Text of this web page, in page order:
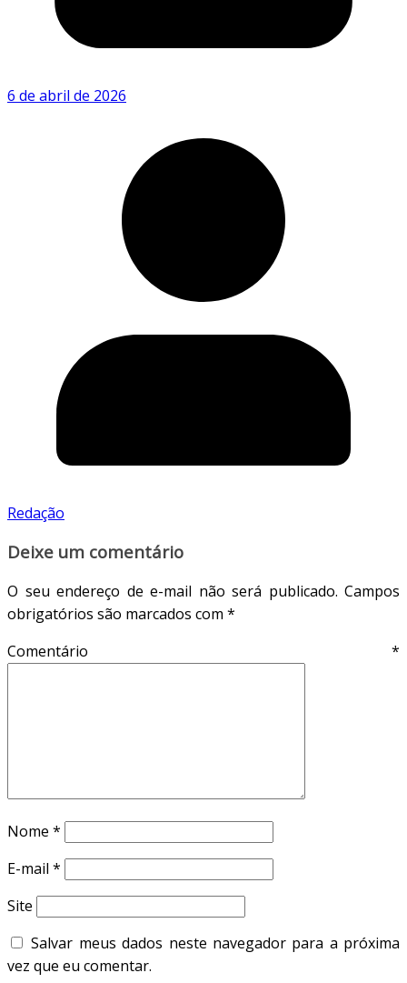
6 de abril de 2026
Redação
Deixe um comentário
O seu endereço de e-mail não será publicado. Campos
obrigatórios são marcados com *
Comentário *
Nome *
E-mail *
Site
Salvar meus dados neste navegador para a próxima
vez que eu comentar.